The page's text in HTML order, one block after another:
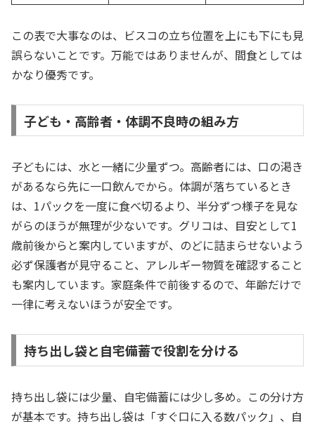
この表で大事なのは、ビスコの立ち位置を上にも下にも見
誤らないことです。万能ではありませんが、間食としては
かなり優秀です。
子ども・高齢者・体調不良時の組み方
子どもには、水と一緒に少量ずつ。高齢者には、口の渇き
があるなら先に一口飲んでから。体調が落ちているとき
は、1パックを一度に食べ切るより、半分ずつ様子を見な
がらのほうが無理が少ないです。グリコは、目安として1
歳前後からと案内していますが、のどに詰まらせないよう
必ず保護者が見守ること、アレルギー物質を確認すること
も案内しています。家庭条件で前後するので、年齢だけで
一律に考えないほうが安全です。
持ち出し袋と自宅備蓄で役割を分ける
持ち出し袋には少量、自宅備蓄には少し多め。この分け方
が基本です。持ち出し袋は「すぐ口に入る数パック」、自